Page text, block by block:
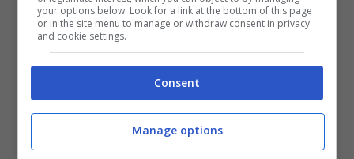
your options below. Look for a link at the bottom of this page
or in the site menu to manage or withdraw consent in privacy
and cookie settings.
Consent
Manage options